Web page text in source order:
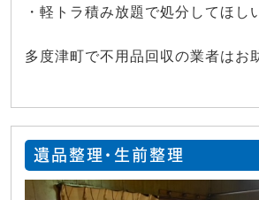
・軽トラ積み放題で処分してほし
多度津町で不用品回収の業者はお
遺品整理・生前整理